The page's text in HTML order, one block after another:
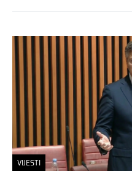
VIJESTI